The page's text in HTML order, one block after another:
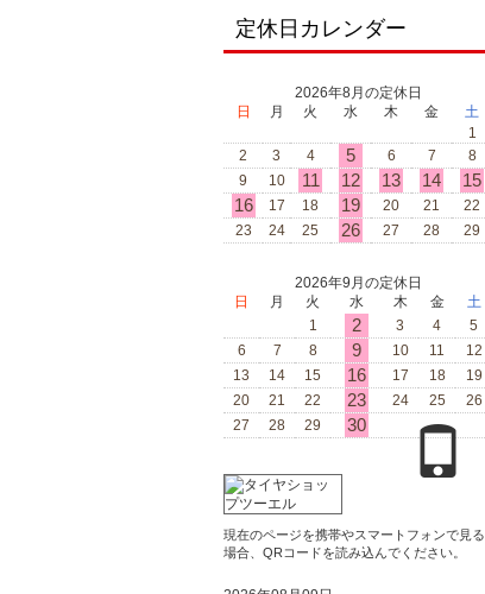
定休日カレンダー
2026年8月の定休日
日
月 火 水 木 金
土
1
2
3 4 5 6 7
8
9
10 11 12 13 14
15
16
17 18 19 20 21
22
23
24 25 26 27 28 29
2026年9月の定休日
日
月 火 水 木 金
土
1
2 3 4
5
6
7 8 9 10 11
12
13
14 15 16 17 18
19
20
21 22 23 24 25
26
27
28 29 30
現在のページを携帯やスマートフォンで見る
場合、QRコードを読み込んでください。